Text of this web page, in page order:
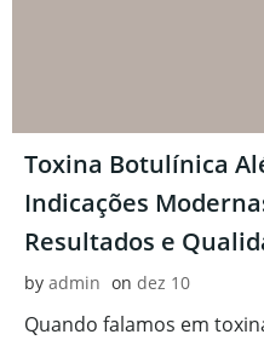
Toxina Botulínica
Indicações
Resultados e
by admin on dez 10
Quando falamos em